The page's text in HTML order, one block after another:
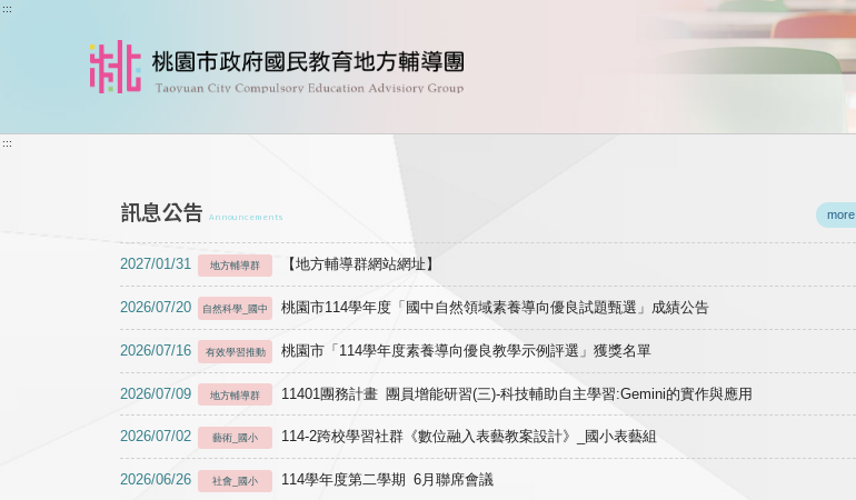
跳到主要內容
:::
:::
訊息公告 Announcements more
2027/01/31 地方輔導群 【地方輔導群網站網址】
2026/07/20 自然科學_國中 桃園市114學年度「國中自然領域素養導向優良試題甄選」成績公告
2026/07/16 有效學習推動 桃園市「114學年度素養導向優良教學示例評選」獲獎名單
2026/07/09 地方輔導群 11401團務計畫 團員增能研習(三)-科技輔助自主學習:Gemini的實作與應用
2026/07/02 藝術_國小 114-2跨校學習社群《數位融入表藝教案設計》_國小表藝組
2026/06/26 社會_國小 114學年度第二學期 6月聯席會議